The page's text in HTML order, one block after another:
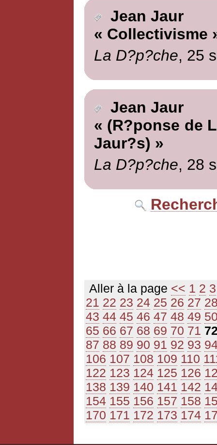
Jean Jaur
« Collectivisme
La D?p?che, 25
Jean Jaur
« (R?ponse de
Jaur?s) »
La D?p?che, 28
Aller à la page << 1 2 3
21 22 23 24 25 26 27
43 44 45 46 47 48 49
65 66 67 68 69 70 71
87 88 89 90 91 92 93
106 107 108 109 110
122 123 124 125 126
138 139 140 141 142
154 155 156 157 158
170 171 172 173 174